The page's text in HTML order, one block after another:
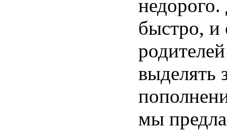
недорого.
быстро, и
выделять
мы